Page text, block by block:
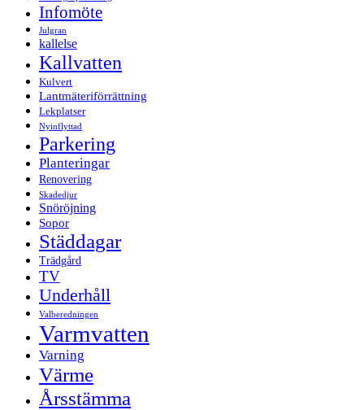
Infomöte
Julgran
kallelse
Kallvatten
Kulvert
Lantmäteriförrättning
Lekplatser
Nyinflyttad
Parkering
Planteringar
Renovering
Skadedjur
Snöröjning
Sopor
Städdagar
Trädgård
TV
Underhåll
Valberedningen
Varmvatten
Varning
Värme
Årsstämma